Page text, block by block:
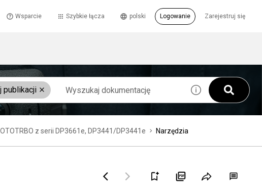
Wsparcie Szybkie łącza Zarejestruj się
polski Logowanie
publikacji
z serii DP3661e, DP3441/DP3441e Narzędzia